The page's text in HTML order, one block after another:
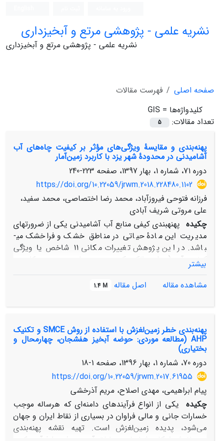
نشریه علمی - پژوهشی مرتع و آبخیزداری
نشریه علمی - پژوهشی مرتع و آبخیزداری
صفحه اصلی
فهرست مقالات
کلیدواژه‌ها = GIS
تعداد مقالات:
5
پهنه‌بندی و مقایسۀ ویژگی‌های مؤثر بر کیفیت چاه‌های آب
آشامیدنی در محدودۀ شهر یزد با کاربرد زمین‌آمار
دوره 71، شماره 1، بهار 1397، صفحه
223-240
https://doi.org/10.22059/jrwm.2018.228480.1102
فرزانه فتوحی فیروزآباد، محمد رضا اختصاصی، محمد سفید،
علی مروتی شریف آبادی
چکیده پهنه­بندی کیفی منابع آب آشامیدنی یکی از ضرورت­های
مدیریت این مادۀ حیاتی در مناطق خشک و فراخشک می­
باشد. در این پژوهش تغییرات مکانی 11 شاخص یا ویژگی
کیفیت آب (هدایت الکتریکی، سدیم، پتاسیم، منیزیم، کلسیم،
نیترات، سولفات، قلیائیت، کلر، سختی کل و کل مواد جامد
محلول) 55 حلقه چاه عمیق آب آشامیدنی واقع در دشت یزد
انتخاب بهترین روش درون­یابی از روش­های کریجینگ ساده،
RMSE استفاده گردید. نقشه­های پهنه­بندی به دست آمده
نشان داد که آب­های زیرزمینی منطقۀ یزدگرد و چرخاب که به
ترتیب در دو بخش جنوب شرقی و شمال غربی محدودۀ
مطالعاتی واقعند و متأثر از جریانات رودخانه­های مهریز و تفت
می­باشند، از کیفیت مطلوبتری نسبت به چاه­های بخش میانی
برخوردار می­باشند. دامنۀ تغییرات شاخص­های اصلی کیفیت از
جمله TDS از کمتر از 500 تا بیش از 2500 میلی­گرم در لیتر و
شاخص EC از کمتر از 700 تا بیش از 3500 میکروموس بر
سانتی­متر متغیر است که این دستاورد بیانگر ضرورت مدیریت
حساس بهره­برداری و آماده­سازی آب با کیفیت جهت ورود به
بیشتر
مشاهده مقاله
اصل مقاله 1.4 M
پهنه‌بندی خطر زمین‌لغزش با استفاده از روش SMCE و تکنیک
AHP (مطالعه موردی: حوضه آبخیز هفشجان، چهارمحال و
بختیاری)
دوره 70، شماره 1، بهار 1396، صفحه
1-18
https://doi.org/10.22059/jrwm.2017.61955
پیام ابراهیمی، مهدی اصلاح، مریم آذرخشی
چکیده
یکی از انواع فرآیندهای دامنه‌ای که هرساله موجب
خسارات جانی و مالی فراوان در بسیاری از نقاط ایران و جهان
می‌شود، پدیده زمین‌لغزش است. تهیه نقشه پهنه‌بندی